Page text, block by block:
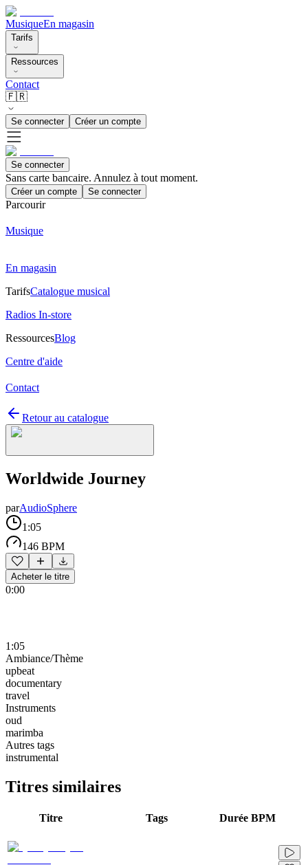
MusiqueEn magasin
Tarifs
Ressources
Contact
🇫🇷
Se connecter Créer un compte
Se connecter
Sans carte bancaire. Annulez à tout moment.
Créer un compte Se connecter
Parcourir
Musique
En magasin
TarifsCatalogue musical
Radios In-store
RessourcesBlog
Centre d'aide
Contact
Retour au catalogue
Worldwide Journey
parAudioSphere
1:05
146 BPM
Acheter le titre
0:00
1:05
Ambiance/Thème
upbeat
documentary
travel
Instruments
oud
marimba
Autres tags
instrumental
Titres similaires
Titre Tags Durée BPM